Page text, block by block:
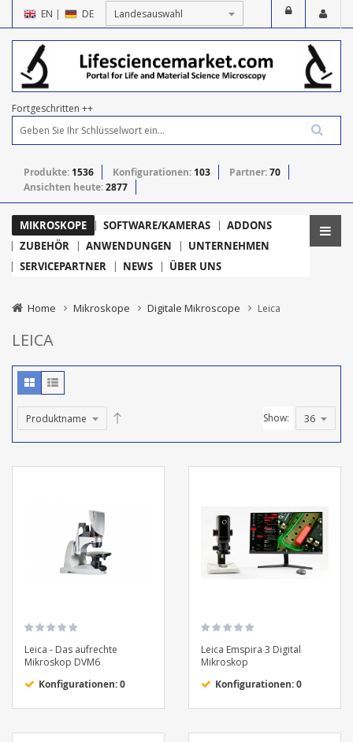
EN | DE
Fortgeschritten ++
Produkte: 1536 Konfigurationen: 103 Partner:70
Ansichten heute:2877
MIKROSKOPE SOFTWARE/KAMERAS
ADDONS
ZUBEHÖR
ANWENDUNGEN
UNTERNEHMEN
SERVICEPARTNER
NEWS ÜBER UNS
Home Mikroskope Digitale Mikroscope Leica
LEICA
Show:
Leica - Das aufrechte
Mikroskop DVM6
Konfigurationen: 0
Leica Emspira 3 Digital
Mikroskop
Konfigurationen: 0